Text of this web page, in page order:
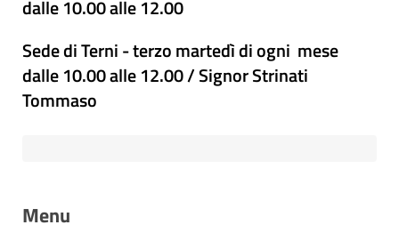
dalle 10.00 alle 12.00
Sede di Terni - terzo martedì di ogni mese
dalle 10.00 alle 12.00 / Signor Strinati
Tommaso
Menu